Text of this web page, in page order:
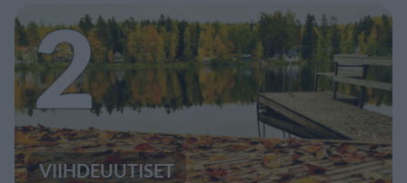
2
VIIHDEUUTISET